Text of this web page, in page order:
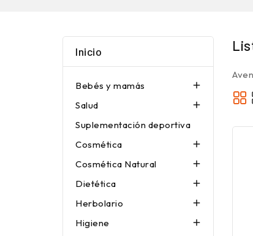
Inicio
Bebés y mamás 
Salud 
Suplementación deportiva
Cosmética

Cosmética Natural 
Dietética 
Herbolario 
Higiene 